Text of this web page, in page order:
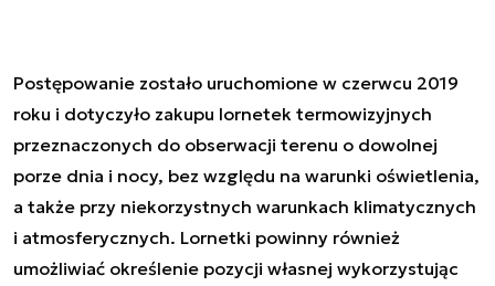
Postępowanie zostało uruchomione w czerwcu 2019
roku i dotyczyło zakupu lornetek termowizyjnych
przeznaczonych do obserwacji terenu o dowolnej
porze dnia i nocy, bez względu na warunki oświetlenia,
a także przy niekorzystnych warunkach klimatycznych
i atmosferycznych. Lornetki powinny również
umożliwiać określenie pozycji własnej wykorzystując